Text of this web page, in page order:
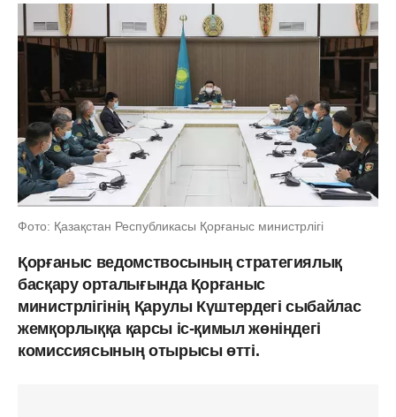
Фото: Қазақстан Республикасы Қорғаныс министрлігі
Қорғаныс ведомствосының стратегиялық
басқару орталығында Қорғаныс
министрлігінің Қарулы Күштердегі сыбайлас
жемқорлыққа қарсы іс-қимыл жөніндегі
комиссиясының отырысы өтті.